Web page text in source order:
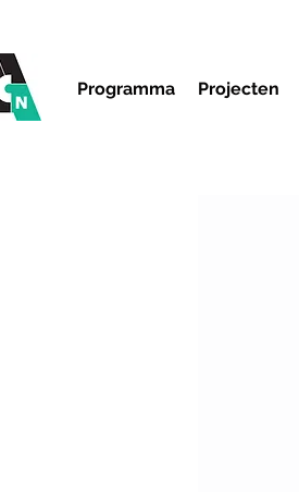
Programma Projecten